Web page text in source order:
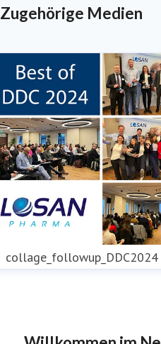
Zugehörige Medien
collage_followup_DDC2024